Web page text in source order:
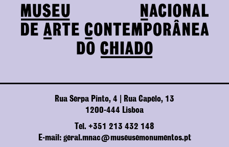
Rua Serpa Pinto, 4 | Rua Capelo, 13
1200-444 Lisboa
Tel. +351 213 432 148
E-mail: geral.mnac@museusemonumentos.pt